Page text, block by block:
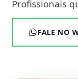
Profissionais
FALE NO